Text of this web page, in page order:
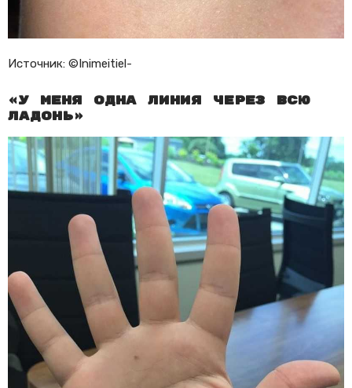
Источник: ©Inimeitiel-
«У меня одна линия через всю
ладонь»